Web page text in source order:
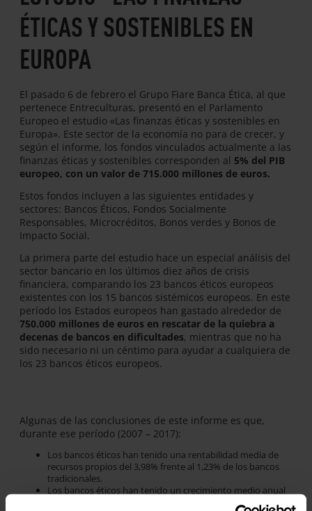
ÉTICAS Y SOSTENIBLES EN
EUROPA
El pasado 6 de febrero el Grupo Fiare Banca Ética, al que
pertenece Entreculturas, presentó en el Parlamento
Europeo el estudio «Las finanzas éticas y sostenibles en
Europa». Este sector de la economía no para de crecer, y
según el informe, los fondos vinculados actualmente a las
finanzas éticas y sostenibles corresponden al 5% del PIB
europeo, con un valor de 715.000 millones de euros.
Estos fondos incluyen a las siguientes entidades y
sectores: Bancos Éticos, Fondos Socialmente
Responsables, Microcréditos, Bonos verdes y Bonos de
Impacto Social.
La primera parte del estudio hace un especial análisis del
sector bancario en los últimos diez años de crisis
financiera, comparando los 23 bancos éticos europeos
existentes con los 15 bancos sistémicos europeos. En este
período los Estados europeos han gastado alrededor de
750.000 millones de euros en rescatar de la quiebra a
decenas de bancos en dificultades, mientras que no ha
sido necesario ni un céntimo para ayudar a cualquiera de
los 23 bancos éticos europeos.
Algunas de las conclusiones de este informe es que,
durante ese período (2007 – 2017):
Los bancos éticos han tenido una rentabilidad media de
recursos propios del 3,98% frente al 1,23% de los bancos
tradicionales.
Los bancos éticos han tenido un crecimiento medio anual
de préstamos del +11%, frente al +0,94% de los bancos